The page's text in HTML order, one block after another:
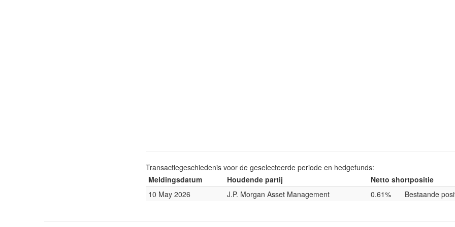
Transactiegeschiedenis voor de geselecteerde periode en hedgefunds:
Meldingsdatum
Houdende partij
Netto shortpositie
10 May 2026
J.P. Morgan Asset Management 0.61% Bestaande